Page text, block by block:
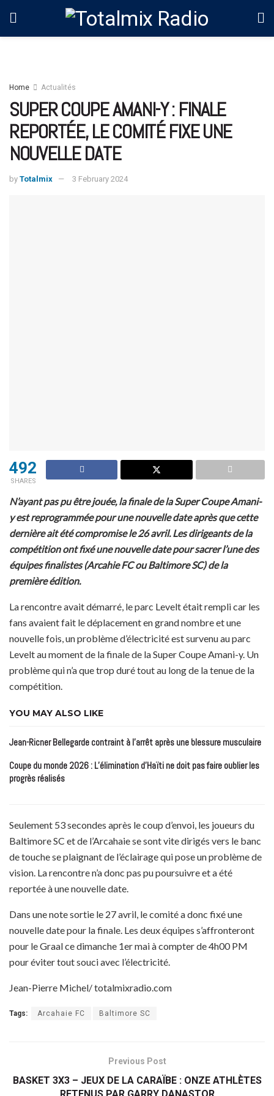
Home Actualités
SUPER COUPE AMANI-Y : FINALE
REPORTÉE, LE COMITÉ FIXE UNE
NOUVELLE DATE
by Totalmix 3 February 2024
492
SHARES
N’ayant pas pu être jouée, la finale de la Super Coupe Amani-
y est reprogrammée pour une nouvelle date après que cette
dernière ait été compromise le 26 avril. Les dirigeants de la
compétition ont fixé une nouvelle date pour sacrer l’une des
équipes finalistes (Arcahie FC ou Baltimore SC) de la
première édition.
La rencontre avait démarré, le parc Levelt était rempli car les
fans avaient fait le déplacement en grand nombre et une
nouvelle fois, un problème d’électricité est survenu au parc
Levelt au moment de la finale de la Super Coupe Amani-y. Un
problème qui n’a que trop duré tout au long de la tenue de la
compétition.
YOU MAY ALSO LIKE
Jean-Ricner Bellegarde contraint à l’arrêt après une blessure musculaire
Coupe du monde 2026 : L’élimination d’Haïti ne doit pas faire oublier les
progrès réalisés
Seulement 53 secondes après le coup d’envoi, les joueurs du
Baltimore SC et de l’Arcahaie se sont vite dirigés vers le banc
de touche se plaignant de l’éclairage qui pose un problème de
vision. La rencontre n’a donc pas pu poursuivre et a été
reportée à une nouvelle date.
Dans une note sortie le 27 avril, le comité a donc fixé une
nouvelle date pour la finale. Les deux équipes s’affronteront
pour le Graal ce dimanche 1er mai à compter de 4h00 PM
pour éviter tout souci avec l’électricité.
Jean-Pierre Michel/ totalmixradio.com
Tags: Arcahaie FC Baltimore SC
Previous Post
BASKET 3X3 – JEUX DE LA CARAÏBE : ONZE ATHLÈTES